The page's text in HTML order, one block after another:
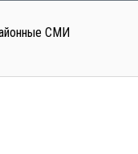
СМИ